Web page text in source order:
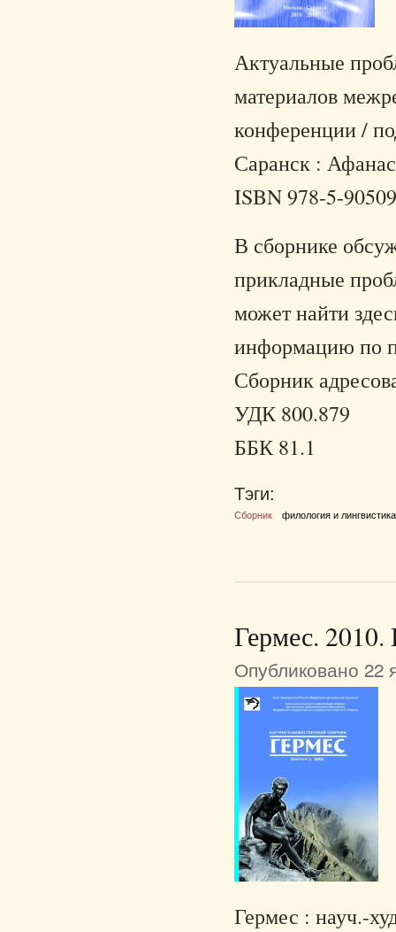
Актуальные
материалов
конференции /
Саранск :
ISBN 978-5-
В сборнике
прикладные
может найти
информацию по
Сборник
УДК 800.879
ББК 81.1
Тэги:
Сборник филология и лингвистика
Гермес.
Опубликовано 22
Гермес : науч.-